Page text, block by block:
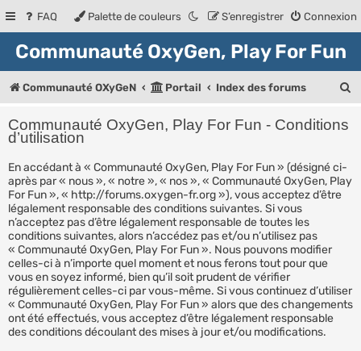
FAQ Connexion
S’enregistrer
Palette de couleurs
Communauté OxyGen, Play For Fun
Communauté OXyGeN Portail Index des forums
Communauté OxyGen, Play For Fun - Conditions
d’utilisation
En accédant à « Communauté OxyGen, Play For Fun » (désigné ci-
après par « nous », « notre », « nos », « Communauté OxyGen, Play
For Fun », « http://forums.oxygen-fr.org »), vous acceptez d’être
légalement responsable des conditions suivantes. Si vous
n’acceptez pas d’être légalement responsable de toutes les
conditions suivantes, alors n’accédez pas et/ou n’utilisez pas
« Communauté OxyGen, Play For Fun ». Nous pouvons modifier
celles-ci à n’importe quel moment et nous ferons tout pour que
vous en soyez informé, bien qu’il soit prudent de vérifier
régulièrement celles-ci par vous-même. Si vous continuez d’utiliser
« Communauté OxyGen, Play For Fun » alors que des changements
ont été effectués, vous acceptez d’être légalement responsable
des conditions découlant des mises à jour et/ou modifications.